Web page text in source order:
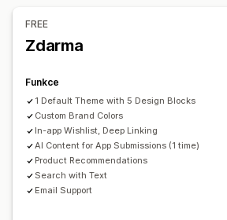
Opuštěný košík
Opětovné naskladnění
Vlastní prosazování značky
Více jazyků
E-mailové šablony
Upozornění týkající se nákupu
Upozornění týkající se skladových zásob
FREE
Zdarma
Funkce
1 Default Theme with 5 Design Blocks
Custom Brand Colors
In-app Wishlist, Deep Linking
AI Content for App Submissions (1 time)
Product Recommendations
Search with Text
Email Support